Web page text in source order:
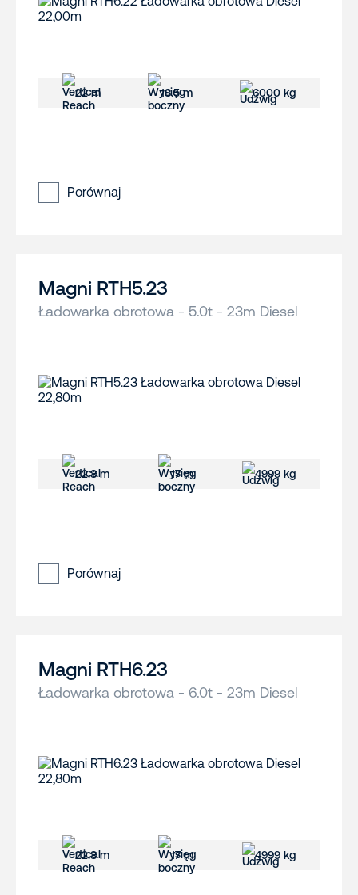
22 m 18.5 m 6000 kg
Porównaj
Magni RTH5.23
Ładowarka obrotowa - 5.0t - 23m Diesel
22.8 m 17 m 4999 kg
Porównaj
Magni RTH6.23
Ładowarka obrotowa - 6.0t - 23m Diesel
22.8 m 17 m 4999 kg